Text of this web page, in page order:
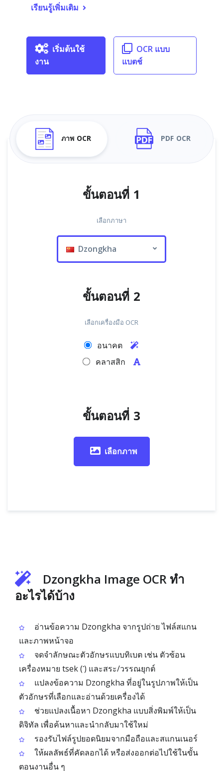
เรียนรู้เพิ่มเติม
เริ่มต้นใช้
งาน
OCR แบบ
แบตช์
ภาพ OCR PDF OCR
ขั้นตอนที่ 1
เลือกภาษา
Dzongkha
ขั้นตอนที่ 2
เลือกเครื่องมือ OCR
อนาคต
คลาสสิก
ขั้นตอนที่ 3
เลือกภาพ
Dzongkha Image OCR ทำ
อะไรได้บ้าง
อ่านข้อความ Dzongkha จากรูปถ่าย ไฟล์สแกน
และภาพหน้าจอ
จดจำลักษณะตัวอักษรแบบทิเบต เช่น ตัวซ้อน
เครื่องหมาย tsek (་) และสระ/วรรณยุกต์
แปลงข้อความ Dzongkha ที่อยู่ในรูปภาพให้เป็น
ตัวอักษรที่เลือกและอ่านด้วยเครื่องได้
ช่วยแปลงเนื้อหา Dzongkha แบบสิ่งพิมพ์ให้เป็น
ดิจิทัล เพื่อค้นหาและนำกลับมาใช้ใหม่
รองรับไฟล์รูปยอดนิยมจากมือถือและสแกนเนอร์
ให้ผลลัพธ์ที่คัดลอกได้ หรือส่งออกต่อไปใช้ในขั้น
ตอนงานอื่น ๆ